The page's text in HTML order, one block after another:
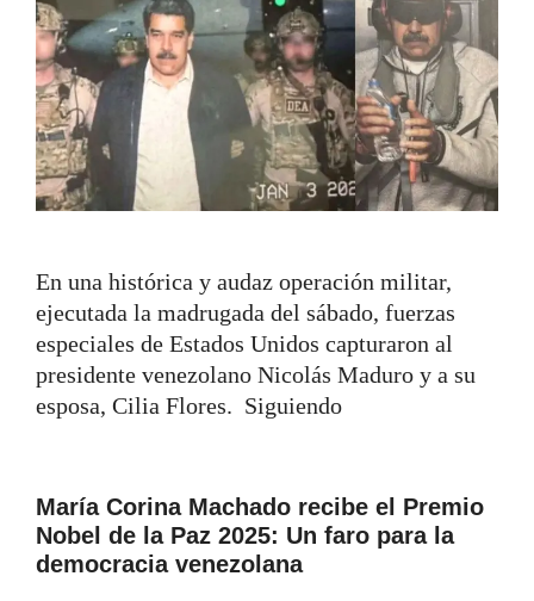
En una histórica y audaz operación militar,
ejecutada la madrugada del sábado, fuerzas
especiales de Estados Unidos capturaron al
presidente venezolano Nicolás Maduro y a su
esposa, Cilia Flores. Siguiendo
María Corina Machado recibe el Premio
Nobel de la Paz 2025: Un faro para la
democracia venezolana